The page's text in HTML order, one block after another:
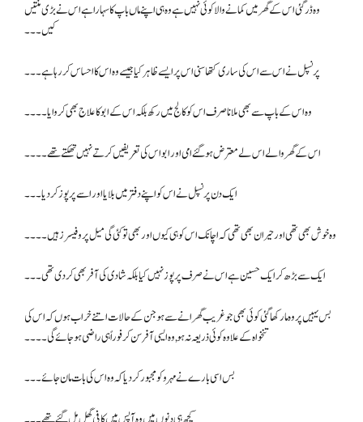
وہ ڈر گئی اس کے گھر میں کمانے والا کوئی نہیں ہے وہ ہی اپنے ماں باپ کا سہارا ہے اس نے بڑی منتیں
کیں۔۔۔
پرنسپل نے اس سے اس کی ساری کتھا سنی اس پر ایسے ظاہر کیا جیسے وہ اس کا احساس کر رہا ہے۔۔۔
وہ اس کے باپ سے بھی ملا نا صرف اس کو کالج میں رکھ بلکہ اس کے ابو کا علاج بھی کروایا۔۔۔۔
اس کے گھر والے اس لے معترض ہو گئے امی اور ابو اس کی تعریفیں کرتے نہیں تھکتے تھے۔۔۔۔
ایک دن پرنسپل نے اس کو اپنے دفتر میں بلایا اور اسے پرپوز کر دیا۔۔۔
وہ خوش بھی تھی اور حیران بھی تھی کہ اچانک اس کو ہی کیوں اور بھی تو کئی گی میل پروفیسرز ہیں۔۔۔۔
ایک سے بڑھ کر ایک حسین ہے اس نے صرف پرپوز نہیں کیا بلکہ شادی کی آفر بھی کر دی تھی۔۔۔
بس یہیں پر وہ مار کھا گئی کوئی بھی جو غریب گھرانے سے ہو جن کے حالات اتنے خراب ہوں کہ اس کی
تنخواہ کے علاوہ کوئی ذریعہ نہ ہو , وہ ایسی آفر سن کر فوراً ہی راضی ہو جائے گی۔۔۔۔
بس اسی بارے نے مہرو کو مجبور کر دیا کہ وہ اس کی بات مان جائے۔۔۔